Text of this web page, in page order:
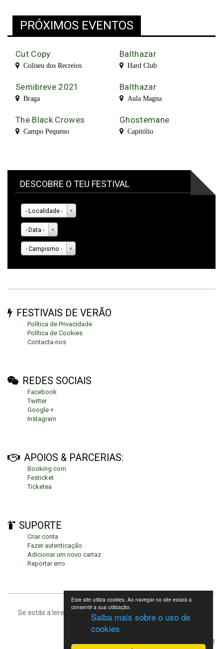
Este site utiliza cookies. Ao navegar no site estará a
consentir a sua utilização.
Saiba mais sobre o uso de
cookies
PRÓXIMOS EVENTOS
Cut Copy
Coliseu dos Recreios
Balthazar
Hard Club
Semibreve 2021
Braga
Balthazar
Aula Magna
The Black Crowes
Campo Pequeno
Ghostemane
Capitólio
DESCOBRE O TEU FESTIVAL
- Localidade -
- Data -
- Campismo -
FESTIVAIS DE VERÃO
Política de Privacidade
Política de Cookies
Contacta-nos
REDES SOCIAIS
Facebook
Twitter
Google +
Instagram
APOIOS & PARCERIAS:
Booking.com
Festicket
Ticketea
SUPORTE
Criar conta
Fazer autenticação
Adicionar um novo cartaz
Reportar erro
Se estás a leres isto, significa que estás no fundo da página.
Festivais de Verão 2021